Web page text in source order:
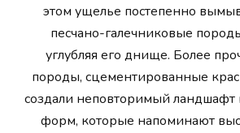
этом ущелье постепенно
песчано-галечниковые
углубляя его днище. Более
породы, сцементированные
создали неповторимый ландшафт
форм, которые напоминают